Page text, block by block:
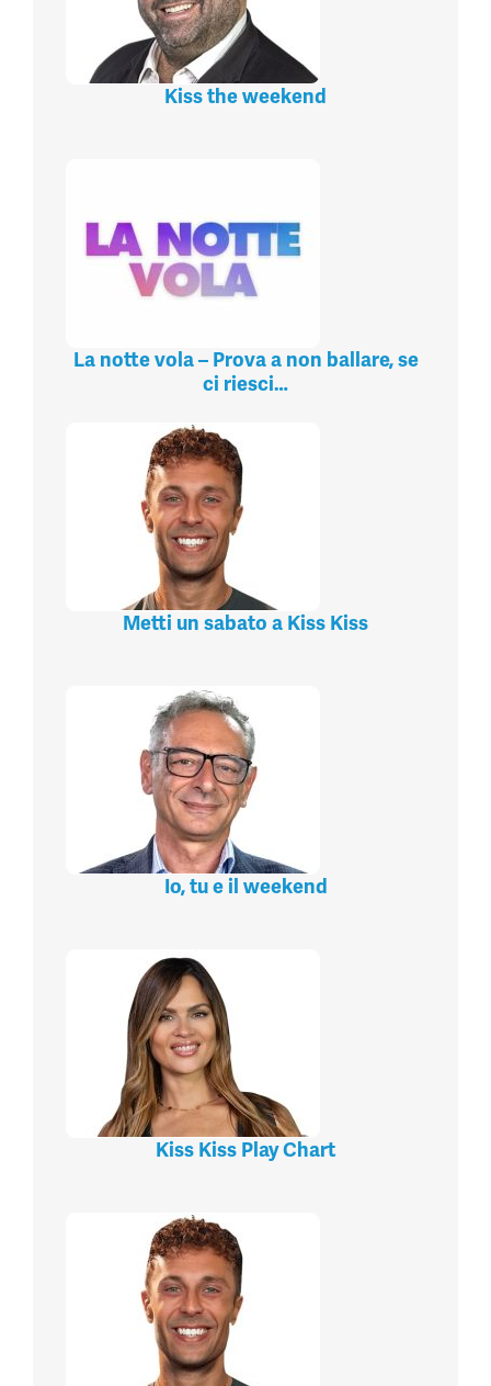
Kiss the weekend
La notte vola – Prova a non ballare, se
ci riesci…
Metti un sabato a Kiss Kiss
Io, tu e il weekend
Kiss Kiss Play Chart